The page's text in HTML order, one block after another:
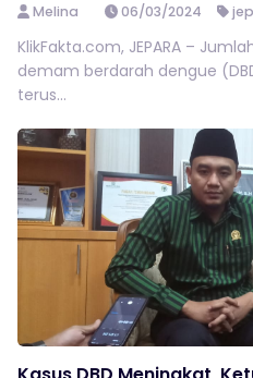
Melina 06/03/2024
KlikFakta.com, JEPARA –
demam berdarah dengue
terus...